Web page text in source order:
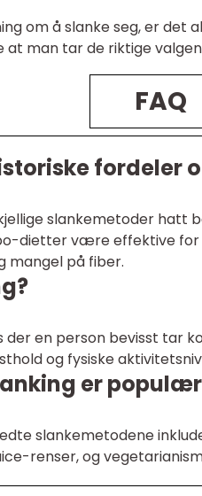
om å slanke seg, er det
at man tar de riktige
FAQ
fordeler
slankemetoder hatt
dietter være effektive
mangel på fiber.
der en person bevisst tar
og fysiske
er
slankemetodene
renser, og